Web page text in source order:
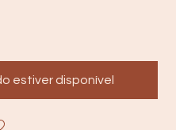
estiver disponível